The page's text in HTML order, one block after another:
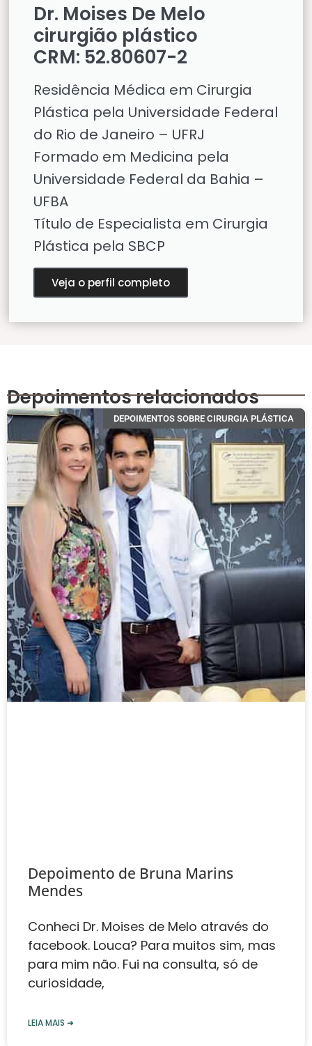
Dr. Moises De Melo
cirurgião plástico
CRM: 52.80607-2
Residência Médica em Cirurgia
Plástica pela Universidade Federal
do Rio de Janeiro – UFRJ
Formado em Medicina pela
Universidade Federal da Bahia –
UFBA
Título de Especialista em Cirurgia
Plástica pela SBCP
Veja o perfil completo
Depoimentos relacionados
DEPOIMENTOS SOBRE CIRURGIA PLÁSTICA
Depoimento de Bruna Marins
Mendes‎
Conheci Dr. Moises de Melo através do
facebook. Louca? Para muitos sim, mas
para mim não. Fui na consulta, só de
curiosidade,
LEIA MAIS ➜